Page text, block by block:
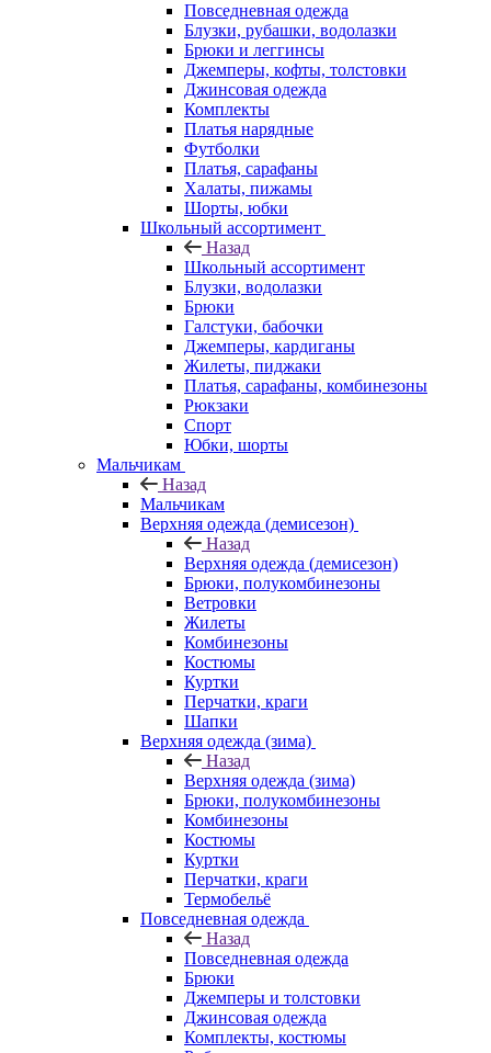
Повседневная одежда
Блузки, рубашки, водолазки
Брюки и леггинсы
Джемперы, кофты, толстовки
Джинсовая одежда
Комплекты
Платья нарядные
Футболки
Платья, сарафаны
Халаты, пижамы
Шорты, юбки
Школьный ассортимент
Назад
Школьный ассортимент
Блузки, водолазки
Брюки
Галстуки, бабочки
Джемперы, кардиганы
Жилеты, пиджаки
Платья, сарафаны, комбинезоны
Рюкзаки
Спорт
Юбки, шорты
Мальчикам
Назад
Мальчикам
Верхняя одежда (демисезон)
Назад
Верхняя одежда (демисезон)
Брюки, полукомбинезоны
Ветровки
Жилеты
Комбинезоны
Костюмы
Куртки
Перчатки, краги
Шапки
Верхняя одежда (зима)
Назад
Верхняя одежда (зима)
Брюки, полукомбинезоны
Комбинезоны
Костюмы
Куртки
Перчатки, краги
Термобельё
Повседневная одежда
Назад
Повседневная одежда
Брюки
Джемперы и толстовки
Джинсовая одежда
Комплекты, костюмы